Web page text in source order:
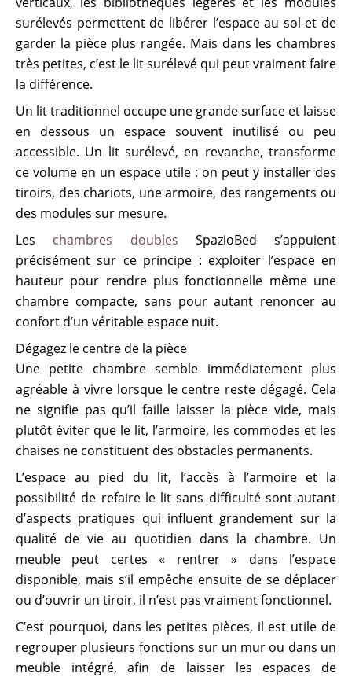
surélevés permettent de libérer l’espace au sol et de
garder la pièce plus rangée. Mais dans les chambres
très petites, c’est le lit surélevé qui peut vraiment faire
la différence.
Un lit traditionnel occupe une grande surface et laisse
en dessous un espace souvent inutilisé ou peu
accessible. Un lit surélevé, en revanche, transforme
ce volume en un espace utile : on peut y installer des
tiroirs, des chariots, une armoire, des rangements ou
des modules sur mesure.
Les chambres doubles SpazioBed s’appuient
précisément sur ce principe : exploiter l’espace en
hauteur pour rendre plus fonctionnelle même une
chambre compacte, sans pour autant renoncer au
confort d’un véritable espace nuit.
Dégagez le centre de la pièce
Une petite chambre semble immédiatement plus
agréable à vivre lorsque le centre reste dégagé. Cela
ne signifie pas qu’il faille laisser la pièce vide, mais
plutôt éviter que le lit, l’armoire, les commodes et les
chaises ne constituent des obstacles permanents.
L’espace au pied du lit, l’accès à l’armoire et la
possibilité de refaire le lit sans difficulté sont autant
d’aspects pratiques qui influent grandement sur la
qualité de vie au quotidien dans la chambre. Un
meuble peut certes « rentrer » dans l’espace
disponible, mais s’il empêche ensuite de se déplacer
ou d’ouvrir un tiroir, il n’est pas vraiment fonctionnel.
C’est pourquoi, dans les petites pièces, il est utile de
regrouper plusieurs fonctions sur un mur ou dans un
meuble intégré, afin de laisser les espaces de